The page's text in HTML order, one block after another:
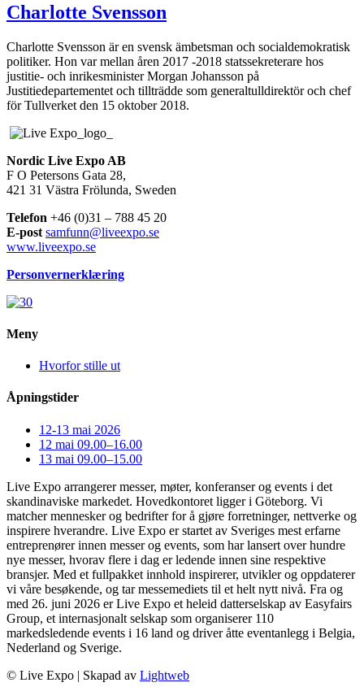
Charlotte Svensson
Charlotte Svensson är en svensk ämbetsman och socialdemokratisk
politiker. Hon var mellan åren 2017 -2018 statssekreterare hos
justitie- och inrikesminister Morgan Johansson på
Justitiedepartementet och tillträdde som generaltulldirektör och chef
för Tullverket den 15 oktober 2018.
Nordic Live Expo AB
F O Petersons Gata 28,
421 31 Västra Frölunda, Sweden
Telefon +46 (0)31 – 788 45 20
E-post samfunn@liveexpo.se
www.liveexpo.se
Personvernerklæring
Meny
Hvorfor stille ut
Åpningstider
12-13 mai 2026
12 mai 09.00–16.00
13 mai 09.00–15.00
Live Expo arrangerer messer, møter, konferanser og events i det
skandinaviske markedet. Hovedkontoret ligger i Göteborg. Vi
matcher mennesker og bedrifter for å gjøre forretninger, nettverke og
inspirere hverandre. Live Expo er startet av Sveriges mest erfarne
entreprenører innen messer og events, som har lansert over hundre
nye messer, hvorav flere i dag er ledende innen sine respektive
bransjer. Med et fullpakket innhold inspirerer, utvikler og oppdaterer
vi våre besøkende, og tar messemediets til et helt nytt nivå. Fra og
med 26. juni 2026 er Live Expo et heleid datterselskap av Easyfairs
Group, et internasjonalt selskap som organiserer 110
markedsledende events i 16 land og driver åtte eventanlegg i Belgia,
Nederland og Sverige.
© Live Expo | Skapad av Lightweb